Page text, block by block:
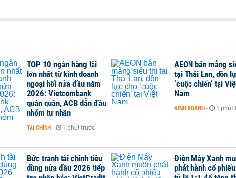
TOP 10 ngân hàng lãi
lớn nhất từ kinh doanh
ngoại hối nửa đầu năm
2026: Vietcombank
quán quân, ACB dẫn đầu
nhóm tư nhân
TÀI CHÍNH - 1 phút trước
AEON bán mảng
tại Thái Lan, dồn
‘cuộc chiến’ tại
Nam
KINH DOANH - 1 phút
Bức tranh tài chính tiêu
dùng nửa đầu 2026 tiếp
Điện Máy Xanh
phát hành cổ